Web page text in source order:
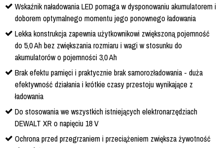
Wskaźnik naładowania LED pomaga w dysponowaniu akumulatorem i
doborem optymalnego momentu jego ponownego ładowania
Lekka konstrukcja zapewnia użytkownikowi zwiększoną pojemność
do 5,0 Ah bez zwiększania rozmiaru i wagi w stosunku do
akumulatorów o pojemności 3,0 Ah
Brak efektu pamięci i praktycznie brak samorozładowania - duża
efektywność działania i krótkie czasy przestoju wynikające z
ładowania
Do stosowania we wszystkich istniejących elektronarzędziach
DEWALT XR o napięciu 18 V
Ochrona przed przegrzaniem i przeciążeniem zwiększa żywotność